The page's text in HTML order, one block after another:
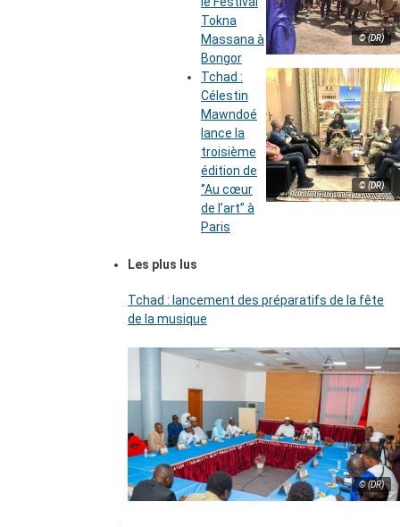
© (DR)
Tokna
Massana à
Bongor
© (DR)
Tchad :
Célestin
Mawndoé
lance la
troisième
édition de
‘’Au cœur
de l’art’’ à
Paris
Les plus lus
Tchad : lancement des préparatifs de la fête
de la musique
© (DR)